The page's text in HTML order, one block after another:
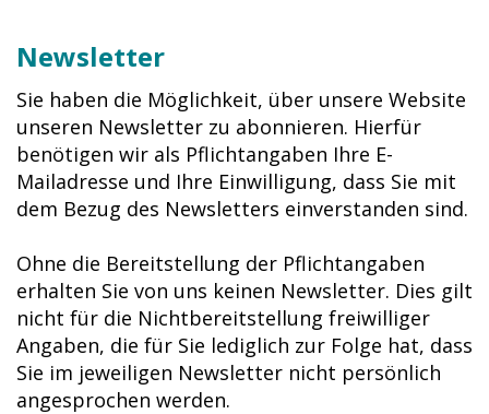
Newsletter
Sie haben die Möglichkeit, über unsere Website
unseren Newsletter zu abonnieren. Hierfür
benötigen wir als Pflichtangaben Ihre E-
Mailadresse und Ihre Einwilligung, dass Sie mit
dem Bezug des Newsletters einverstanden sind.
Ohne die Bereitstellung der Pflichtangaben
erhalten Sie von uns keinen Newsletter. Dies gilt
nicht für die Nichtbereitstellung freiwilliger
Angaben, die für Sie lediglich zur Folge hat, dass
Sie im jeweiligen Newsletter nicht persönlich
angesprochen werden.